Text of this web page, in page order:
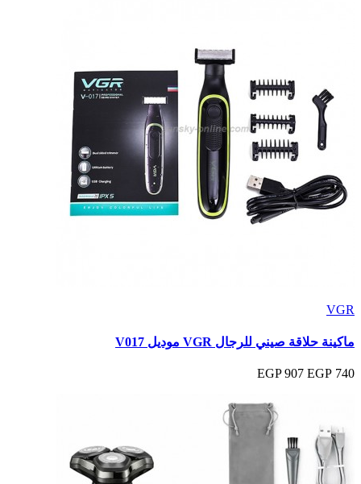
VGR
ماكينة حلاقة صيني للرجال VGR موديل V017
740 EGP
907 EGP